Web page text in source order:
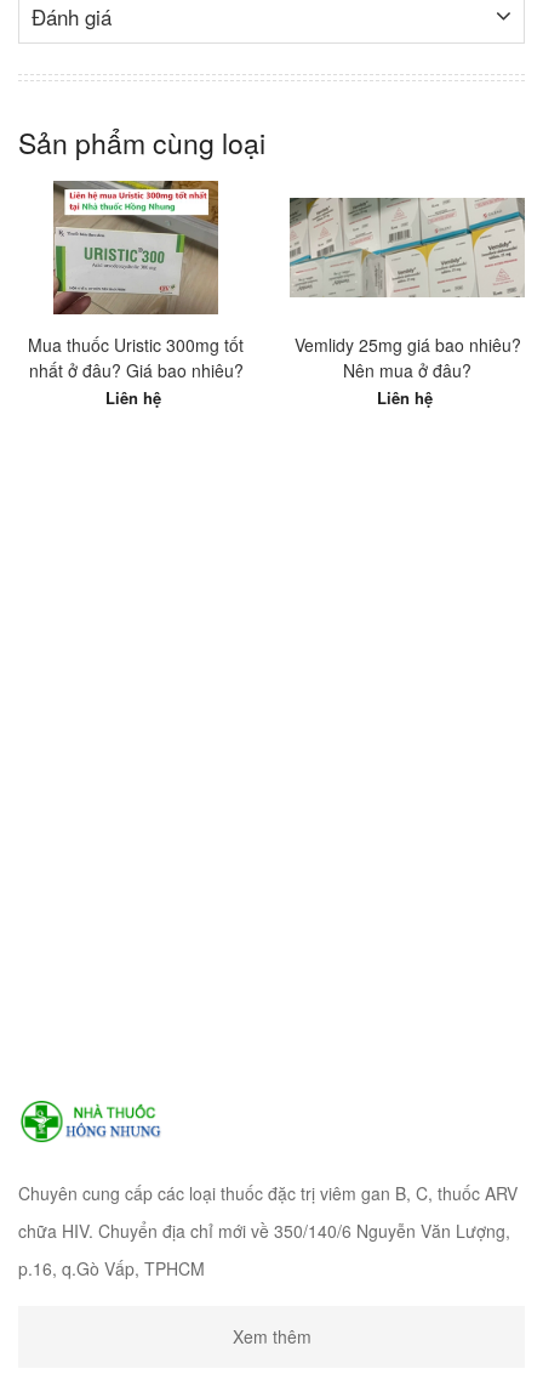
Đánh giá
Sản phẩm cùng loại
Mua thuốc Uristic 300mg tốt
nhất ở đâu? Giá bao nhiêu?
Liên hệ
Vemlidy 25mg giá bao nhiêu?
Nên mua ở đâu?
Liên hệ
Chuyên cung cấp các loại thuốc đặc trị viêm gan B, C, thuốc ARV
chữa HIV. Chuyển địa chỉ mới về 350/140/6 Nguyễn Văn Lượng,
p.16, q.Gò Vấp, TPHCM
Xem thêm